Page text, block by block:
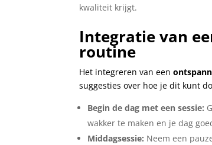
kwaliteit krijgt.
Integratie van
routine
Het integreren van een
suggesties over hoe je dit kunt
Begin de dag met een sessie:
wakker te maken en je dag
Middagsessie: Neem een